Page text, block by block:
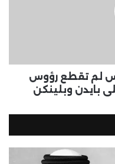
لم تقطع رؤوس
بايدن وبلينكن